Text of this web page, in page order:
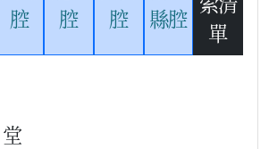
腔
腔
腔
縣腔
單
堂